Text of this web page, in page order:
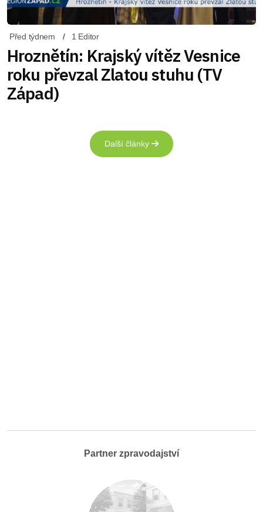
Před týdnem 1 Editor
Hroznětín: Krajský vítěz Vesnice
roku převzal Zlatou stuhu (TV
Západ)
Další články
Partner zpravodajství